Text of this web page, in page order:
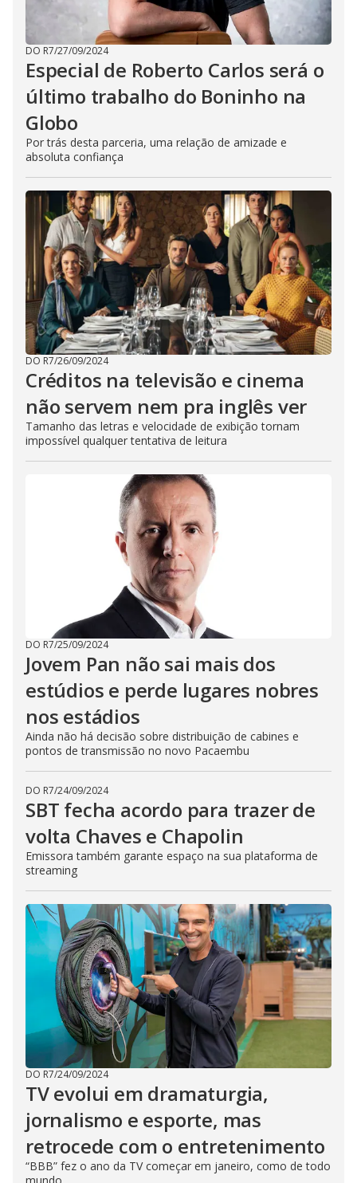
DO R7/27/09/2024
Especial de Roberto Carlos será o
último trabalho do Boninho na
Globo
Por trás desta parceria, uma relação de amizade e
absoluta confiança
DO R7/26/09/2024
Créditos na televisão e cinema
não servem nem pra inglês ver
Tamanho das letras e velocidade de exibição tornam
impossível qualquer tentativa de leitura
DO R7/25/09/2024
Jovem Pan não sai mais dos
estúdios e perde lugares nobres
nos estádios
Ainda não há decisão sobre distribuição de cabines e
pontos de transmissão no novo Pacaembu
DO R7/24/09/2024
SBT fecha acordo para trazer de
volta Chaves e Chapolin
Emissora também garante espaço na sua plataforma de
streaming
DO R7/24/09/2024
TV evolui em dramaturgia,
jornalismo e esporte, mas
retrocede com o entretenimento
“BBB” fez o ano da TV começar em janeiro, como de todo